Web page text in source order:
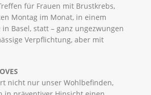
für Frauen mit Brustkrebs,
Montag im Monat, in einem
Basel, statt – ganz ungezwungen
Verpflichtung, aber mit
nicht nur unser Wohlbefinden,